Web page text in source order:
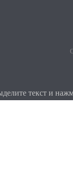
текст и